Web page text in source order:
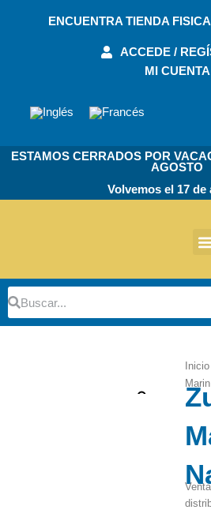
ENCUENTRA TIENDA
ACCEDE /
MI CUENTA
ESTAMOS CERRADOS POR
AGOSTO
Volvemos el 17 de
BuscarBuscar
Zoom
Inicio